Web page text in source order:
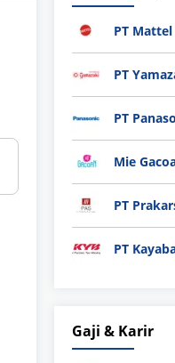
PT
PT
PT
Mie
PT
PT
Gaji & Karir